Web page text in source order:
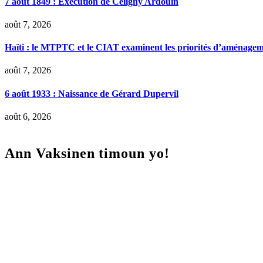
août 7, 2026
Haïti : le MTPTC et le CIAT examinent les priorités
août 7, 2026
6 août 1933 : Naissance de Gérard Dupervil
août 6, 2026
Ann Vaksinen timoun yo!